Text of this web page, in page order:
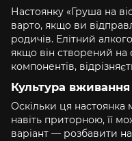
Настоянку «Груша на
варто, якщо ви
родичів. Елітний
якщо він створений на
компонентів,
Культура вживання
Оскільки ця
навіть приторною, її
варіант — розбавити